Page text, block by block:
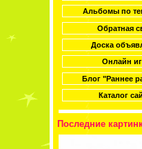
Альбомы по
Обратная
Доска
Онлайн
Блог "Раннее
Каталог
Последние